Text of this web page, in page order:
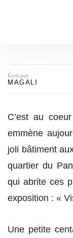
Écrit par
MAGALI
C’est au
emmène
joli bâtiment
quartier du
qui abrite ces
exposition : «
Une petite